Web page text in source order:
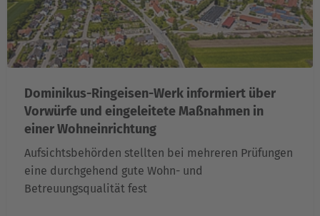
Dominikus-Ringeisen-Werk informiert über
Vorwürfe und eingeleitete Maßnahmen in
einer Wohneinrichtung
Aufsichtsbehörden stellten bei mehreren Prüfungen
eine durchgehend gute Wohn- und
Betreuungsqualität fest